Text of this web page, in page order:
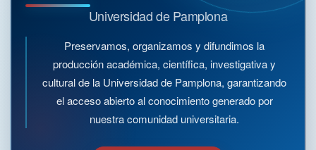
Universidad de Pamplona
Preservamos, organizamos y difundimos la
producción académica, científica, investigativa y
cultural de la Universidad de Pamplona, garantizando
el acceso abierto al conocimiento generado por
nuestra comunidad universitaria.